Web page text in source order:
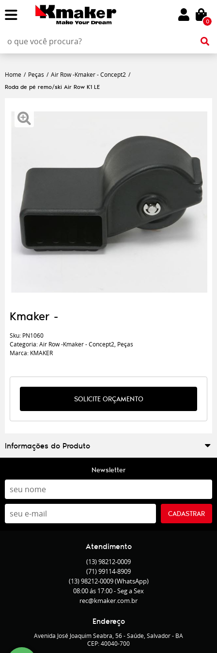
0
Home Peças Air Row -Kmaker - Concept2
Roda de pé remo/ski Air Row K1 LE
Kmaker -
Sku: PN1060
Categoria:Air Row -Kmaker - Concept2, Peças
Marca: KMAKER
SOLICITE ORÇAMENTO
Informações do Produto
Newsletter
CADASTRAR
Atendimento
(13)98212-0009
(71)99114-8909
(13)98212-0009(WhatsApp)
08:00 ás 17:00 - Seg a Sex
rec@kmaker.com.br
Endereço
Avenida José Joaquim Seabra, 56-Saúde, Salvador- BA
CEP: 40040-700